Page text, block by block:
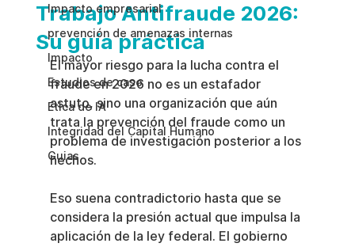
Impacto empresarial
prevención de amenazas internas
Impacto
Estudios de caso
Etica de IA
Integridad del Capital Humano
Guias
Trabajo Antifraude 2026:
Su guía práctica
El mayor riesgo para la lucha contra el
fraude en 2026 no es un estafador
astuto, sino una organización que aún
trata la prevención del fraude como un
problema de investigación posterior a los
hechos.
Eso suena contradictorio hasta que se
considera la presión actual que impulsa la
aplicación de la ley federal. El gobierno